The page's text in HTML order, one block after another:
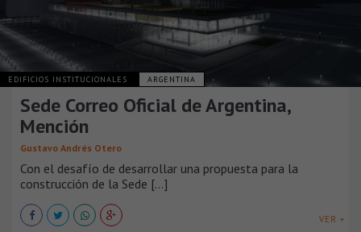
EDIFICIOS INSTITUCIONALES ARGENTINA
Sede Correo Oficial de Argentina,
Mención
Gustavo Andrés Otero
Con el desafío de desarrollar una propuesta para la
construcción de la Sede [...]
VER +